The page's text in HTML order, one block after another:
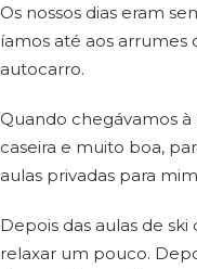
Os nossos dias eram
íamos até aos arrumes
autocarro.
Quando chegávamos
caseira e muito boa,
aulas privadas para
Depois das aulas de
relaxar um pouco.